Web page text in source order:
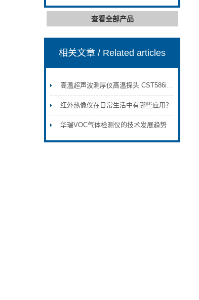
查看全部产品
相关文章/ Related articles
高温超声波测厚仪高温探头 CST586i简介及使用范围
红外热像仪在日常生活中有哪些应用？
华瑞VOC气体检测仪的技术发展趋势